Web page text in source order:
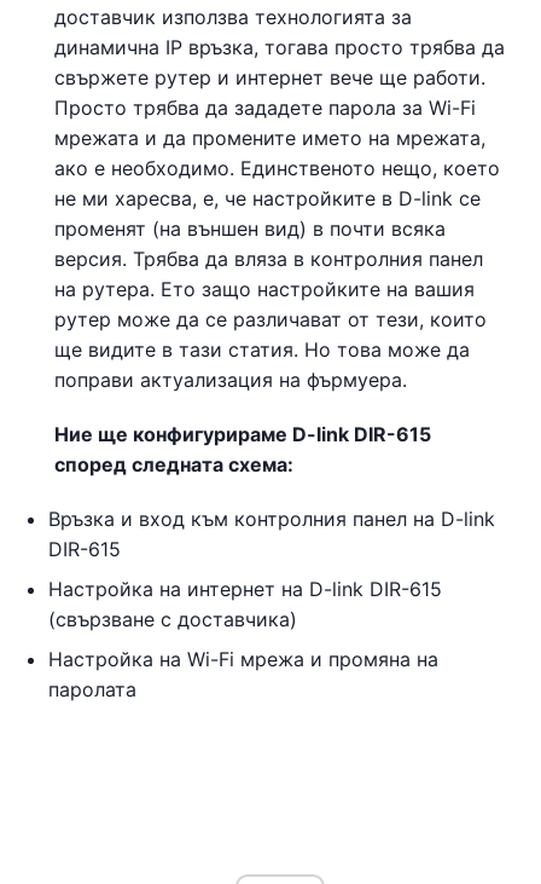
доставчик използва технологията за
динамична IP връзка, тогава просто трябва да
свържете рутер и интернет вече ще работи.
Просто трябва да зададете парола за Wi-Fi
мрежата и да промените името на мрежата,
ако е необходимо. Единственото нещо, което
не ми харесва, е, че настройките в D-link се
променят (на външен вид) в почти всяка
версия. Трябва да вляза в контролния панел
на рутера. Ето защо настройките на вашия
рутер може да се различават от тези, които
ще видите в тази статия. Но това може да
поправи актуализация на фърмуера.
Ние ще конфигурираме D-link DIR-615
според следната схема:
Връзка и вход към контролния панел на D-link
DIR-615
Настройка на интернет на D-link DIR-615
(свързване с доставчика)
Настройка на Wi-Fi мрежа и промяна на
паролата